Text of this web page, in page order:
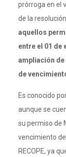
prórroga en el
de la
aquellos
entre el 01 de
ampliación de
de
Es conocido
aunque se
su permiso de
vencimiento
RECOPE, ya